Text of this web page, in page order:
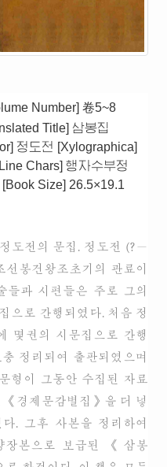
Number] 卷5~8
Title] 삼봉집
정도전 [Xylographica]
Chars] 행자수부정
[Book Size] 26.5×19.1
도전의 문집. 정도전 (?－
봉건왕조초기의 관료이
들과 시편들은 주로 그의
으로 간행되였다. 처음 정
몇권의 시문집으로 간행
정리되여 출판되였으며
형이 그동안 수집된 자료
경제문감별집》을 더 넣
. 그후 사본을 정리하여
장본으로 보급된 《삼봉